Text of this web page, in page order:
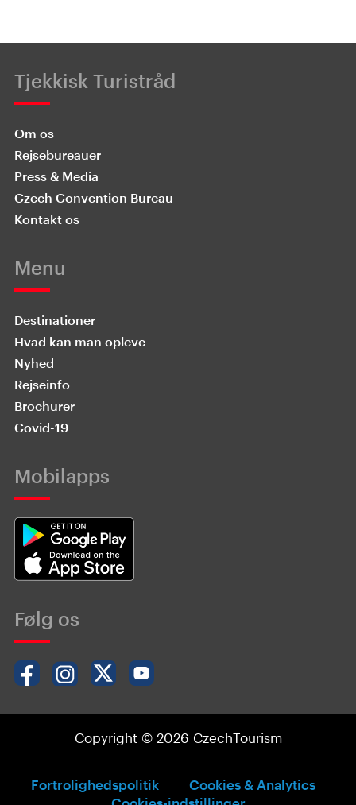
Tjekkisk Turistråd
Om os
Rejsebureauer
Press & Media
Czech Convention Bureau
Kontakt os
Menu
Destinationer
Hvad kan man opleve
Nyhed
Rejseinfo
Brochurer
Covid-19
Mobilapps
Følg os
Copyright © 2026 CzechTourism
Fortrolighedspolitik
Cookies & Analytics